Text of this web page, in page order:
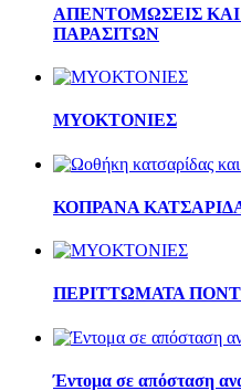
ΑΠΕΝΤΟΜΩΣΕΙΣ
ΠΑΡΑΣΙΤΩΝ
ΜΥΟΚΤΟΝΙΕΣ
ΚΟΠΡΑΝΑ
ΠΕΡΙΤΤΩΜΑΤΑ
Έντομα σε απόσταση